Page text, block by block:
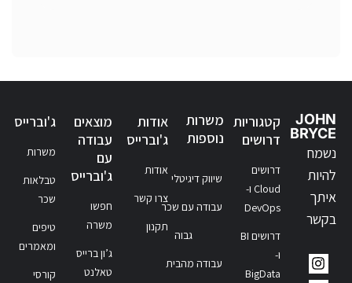
JOHN
BRYCE
נשמח
להיות
איתך
בקשר
קטגוריות
דרושים
דרושים
Cloud ו-
DevOps
דרושים BI
ו-
BigData
משרות
נוספות
שיווק דיגיטלי
עבודה עם שכר
גבוה
עבודה מהבית
אודות
ג'וברייס
אודות
צרו קשר
תקנון
מוצאים
עבודה
עם
ג'וברייס
חפשו
משרה
ג’ון ברייס
טאלנט
ג'וברייס
משרות
טבלאות
שכר
טיפים
ומאמרים
קורסי